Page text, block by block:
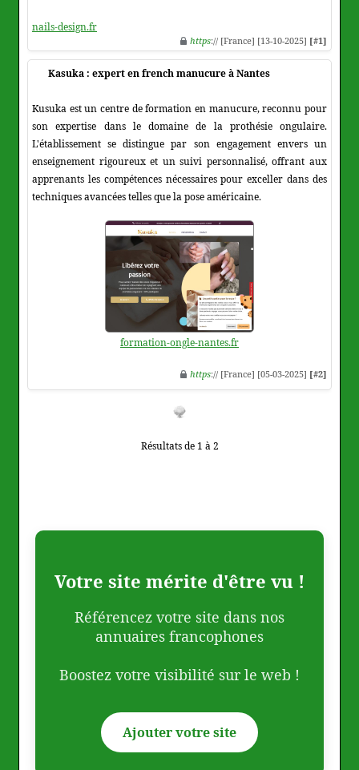
nails-design.fr
https:// [France] [13-10-2025] [#1]
Kasuka : expert en french manucure à Nantes
Kusuka est un centre de formation en manucure, reconnu pour
son expertise dans le domaine de la prothésie ongulaire.
L'établissement se distingue par son engagement envers un
enseignement rigoureux et un suivi personnalisé, offrant aux
apprenants les compétences nécessaires pour exceller dans des
techniques avancées telles que la pose américaine.
formation-ongle-nantes.fr
https:// [France] [05-03-2025] [#2]
Résultats de 1 à 2
Votre site mérite d'être vu !
Référencez votre site dans nos
annuaires francophones
Boostez votre visibilité sur le web !
Ajouter votre site